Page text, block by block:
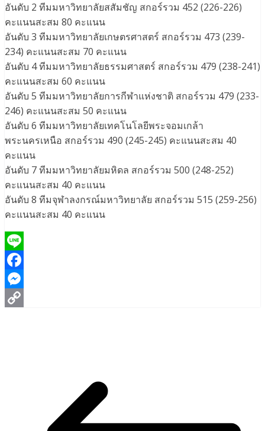
อันดับ 2 ทีมมหาวิทยาลัยสสัมชัญ สกอร์รวม 452 (226-226)
คะแนนสะสม 80 คะแนน
อันดับ 3 ทีมมหาวิทยาลัยเกษตรศาสตร์ สกอร์รวม 473 (239-
234) คะแนนสะสม 70 คะแนน
อันดับ 4 ทีมมหาวิทยาลัยธรรมศาสตร์ สกอร์รวม 479 (238-241)
คะแนนสะสม 60 คะแนน
อันดับ 5 ทีมมหาวิทยาลัยการกีฬาแห่งชาติ สกอร์รวม 479 (233-
246) คะแนนสะสม 50 คะแนน
อันดับ 6 ทีมมหาวิทยาลัยเทคโนโลยีพระจอมเกล้า
พระนครเหนือ สกอร์รวม 490 (245-245) คะแนนสะสม 40
คะแนน
อันดับ 7 ทีมมหาวิทยาลัยมหิดล สกอร์รวม 500 (248-252)
คะแนนสะสม 40 คะแนน
อันดับ 8 ทีมจุฬาลงกรณ์มหาวิทยาลัย สกอร์รวม 515 (259-256)
คะแนนสะสม 40 คะแนน
Line
Facebook
Messenger